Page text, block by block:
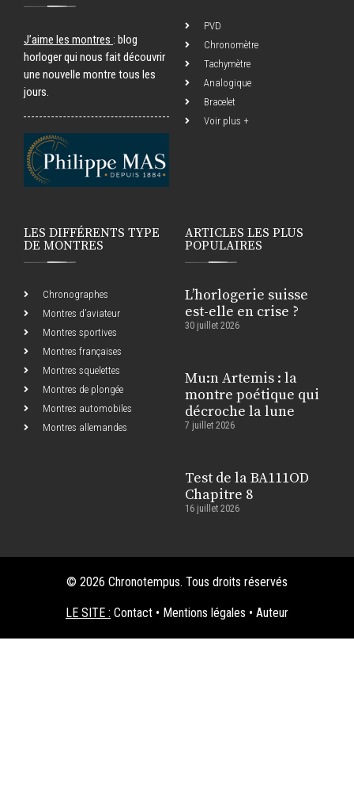
J’aime les montres : blog
horloger qui nous fait découvrir
une nouvelle montre tous les
jours.
PVD
Chronomètre
Tachymètre
Analogique
Bracelet
Voir plus +
LES DIFFÉRENTS TYPE
DE MONTRES
Chronographes
Montres d’aviateur
Montres sportives
Montres françaises
Montres squelettes
Montres de plongée
Montres automobiles
Montres allemandes
ARTICLES LES PLUS
POPULAIRES
L’horlogerie suisse
est-elle en crise ?
30 juillet 2026
Mu:n Artemis : la
montre poétique qui
décroche la lune
7 juillet 2026
Test de la BA111OD
Chapitre 8
16 juillet 2026
© 2026 Chronotempus. Tous droits réservés
LE SITE : Contact • Mentions légales • Auteur